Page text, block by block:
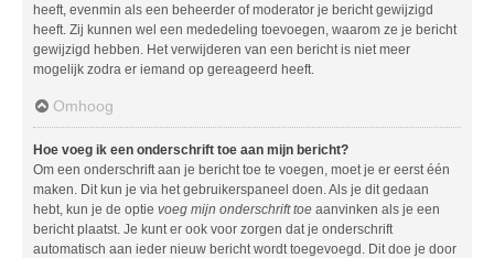
heeft, evenmin als een beheerder of moderator je bericht gewijzigd
heeft. Zij kunnen wel een mededeling toevoegen, waarom ze je bericht
gewijzigd hebben. Het verwijderen van een bericht is niet meer
mogelijk zodra er iemand op gereageerd heeft.
Omhoog
Hoe voeg ik een onderschrift toe aan mijn bericht?
Om een onderschrift aan je bericht toe te voegen, moet je er eerst één
maken. Dit kun je via het gebruikerspaneel doen. Als je dit gedaan
hebt, kun je de optie voeg mijn onderschrift toe aanvinken als je een
bericht plaatst. Je kunt er ook voor zorgen dat je onderschrift
automatisch aan ieder nieuw bericht wordt toegevoegd. Dit doe je door